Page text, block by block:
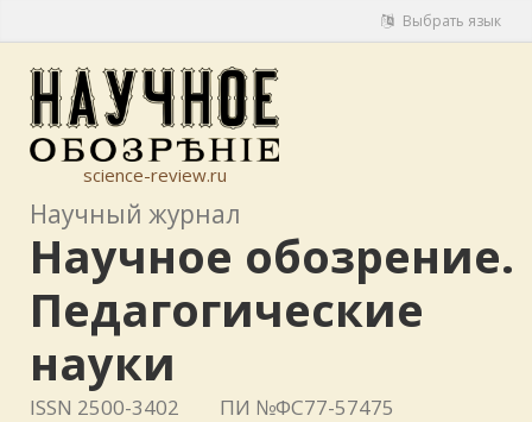
Выбрать язык
science-review.ru
Научный журнал
Научное обозрение.
Педагогические
науки
ISSN 2500-3402 ПИ №ФС77-57475